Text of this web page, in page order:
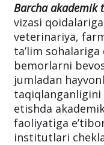
Barcha akademik
vizasi
veterinariya,
ta’lim
bemorlarni
jumladan
etishda
faoliyatiga
institutlari